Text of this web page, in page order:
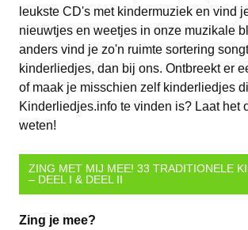
leukste CD's met kindermuziek en vind
nieuwtjes en weetjes in onze muzikale
anders vind je zo'n ruimte sortering
kinderliedjes, dan bij ons. Ontbreekt er
of maak je misschien zelf kinderliedjes
Kinderliedjes.info te vinden is? Laat het
weten!
ZING MET MIJ MEE! 33 TRADITIONELE
– DEEL I & DEEL II
Zing je mee?